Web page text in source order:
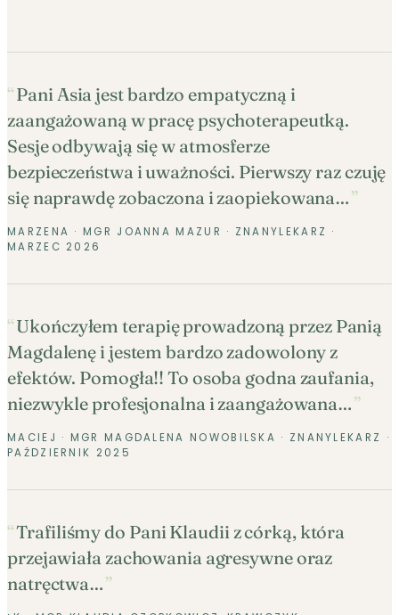
Pani Asia jest bardzo empatyczną i
zaangażowaną w pracę psychoterapeutką.
Sesje odbywają się w atmosferze
bezpieczeństwa i uważności. Pierwszy raz czuję
się naprawdę zobaczona i zaopiekowana…
MARZENA · MGR JOANNA MAZUR · ZNANYLEKARZ ·
MARZEC 2026
Ukończyłem terapię prowadzoną przez Panią
Magdalenę i jestem bardzo zadowolony z
efektów. Pomogła!! To osoba godna zaufania,
niezwykle profesjonalna i zaangażowana…
MACIEJ · MGR MAGDALENA NOWOBILSKA · ZNANYLEKARZ ·
PAŹDZIERNIK 2025
Trafiliśmy do Pani Klaudii z córką, która
przejawiała zachowania agresywne oraz
natręctwa…